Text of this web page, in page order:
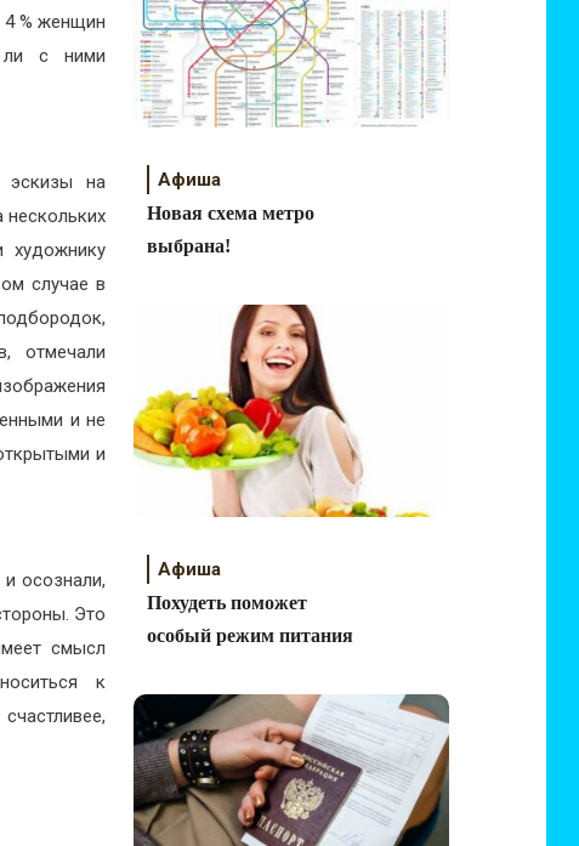
4 % женщин
ли с ними
эскизы на
нескольких
случае в
отмечали
и не
и
осознали,
Это
смысл
к
Афиша
Новая схема метро
выбрана!
Афиша
Похудеть поможет
особый режим питания